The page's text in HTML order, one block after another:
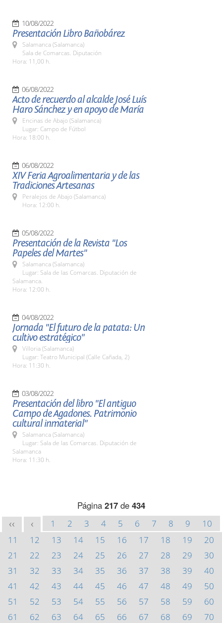
10/08/2022
Presentación Libro Bañobárez
Salamanca (Salamanca)
Sala de Comarcas. Diputación
Hora: 11,00 h.
06/08/2022
Acto de recuerdo al alcalde José Luís
Haro Sánchez y en apoyo de María
Encinas de Abajo (Salamanca)
Lugar: Campo de Fútbol
Hora: 18:00 h.
06/08/2022
XIV Feria Agroalimentaria y de las
Tradiciones Artesanas
Peralejos de Abajo (Salamanca)
Hora: 12:00 h.
05/08/2022
Presentación de la Revista "Los
Papeles del Martes"
Salamanca (Salamanca)
Lugar: Sala de las Comarcas. Diputación de
Salamanca.
Hora: 12:00 h.
04/08/2022
Jornada "El futuro de la patata: Un
cultivo estratégico"
Villoria (Salamanca)
Lugar: Teatro Municipal (Calle Cañada, 2)
Hora: 11:30 h.
03/08/2022
Presentación del libro "El antiguo
Campo de Agadones. Patrimonio
cultural inmaterial"
Salamanca (Salamanca)
Lugar: Sala de las Comarcas. Diputación de
Salamanca
Hora: 11:30 h.
Página 217de 434
<< < 1 2 3 4 5 6 7 8 9
10
11
12 13 14 15 16 17 18 19
20
21
22 23 24 25 26 27 28 29
30
31
32 33 34 35 36 37 38 39
40
41
42 43 44 45 46 47 48 49
50
51
52 53 54 55 56 57 58 59
60
61
62 63 64 65 66 67 68 69
70